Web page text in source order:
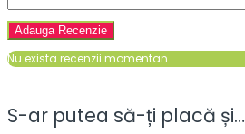
Nu exista recenzii momentan.
S-ar putea să-ți placă și…